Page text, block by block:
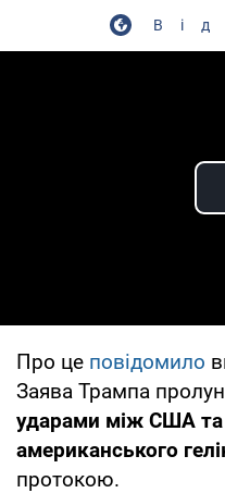
Про це повідомило
Заява Трампа
ударами між США та
американського
протокою.